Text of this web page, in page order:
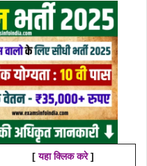
[यहा क्लिक करे]